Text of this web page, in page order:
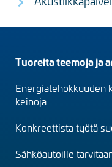
Footer
menu
(fi)
Tuoreita teemoja ja
Energiatehokkuuden
keinoja
Konkreettista työtä
Sähköautoille